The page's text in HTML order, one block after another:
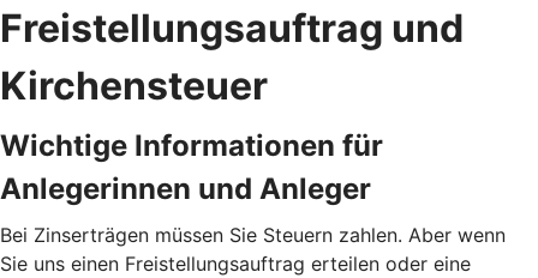
Freistellungsauftrag und
Kirchensteuer
Wichtige Informationen für
Anlegerinnen und Anleger
Bei Zinserträgen müssen Sie Steuern zahlen. Aber wenn
Sie uns einen Freistellungsauftrag erteilen oder eine